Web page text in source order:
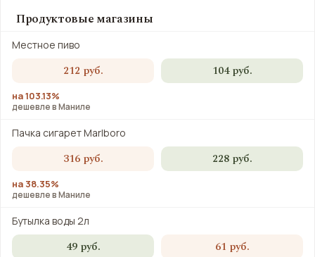
Продуктовые магазины
Местное пиво
212 руб. 104 руб.
на 103.13%
дешевле в Маниле
Пачка сигарет Marlboro
316 руб. 228 руб.
на 38.35%
дешевле в Маниле
Бутылка воды 2л
49 руб. 61 руб.